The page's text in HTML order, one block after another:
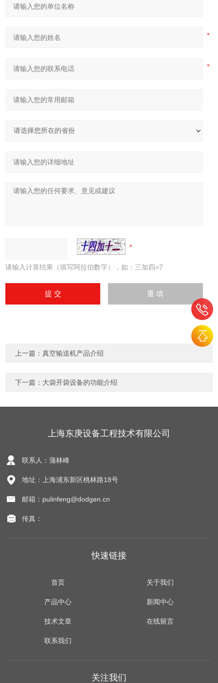
请输入计算结果（填写阿拉伯数字），如：三加四=7
上一篇：真空输送机产品介绍
下一篇： 大袋开袋设备的功能介绍
上海东庚设备工程技术有限公司
联系人：蒲林峰
地址：上海浦东新区桃林路18号
邮箱：pulinfeng@dodgen.cn
传真：
快速链接
首页 关于我们
产品中心 新闻中心
技术文章 在线留言
联系我们
关注我们